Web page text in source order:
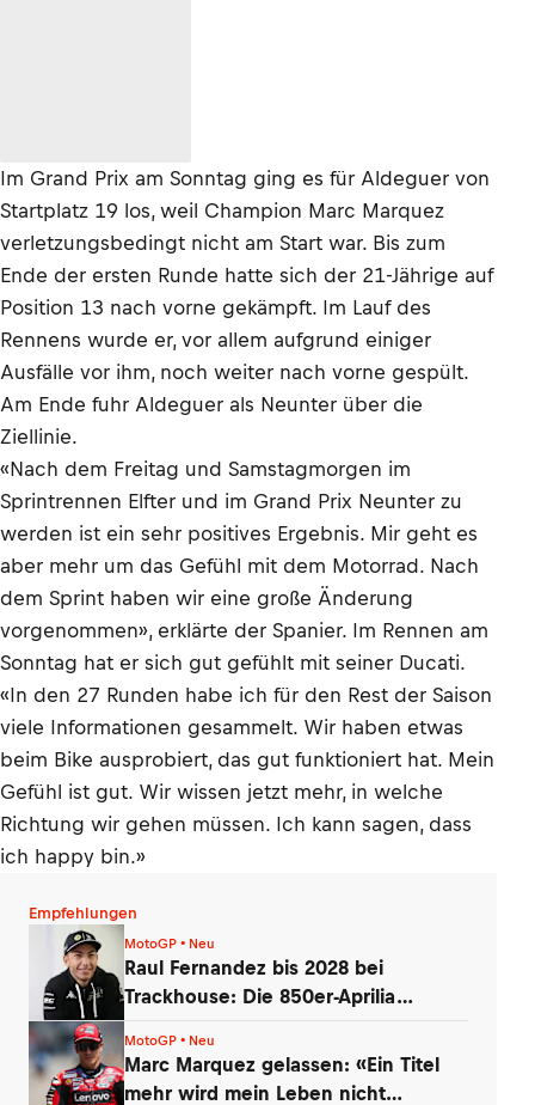
Im Grand Prix am Sonntag ging es für Aldeguer von
Startplatz 19 los, weil Champion Marc Marquez
verletzungsbedingt nicht am Start war. Bis zum
Ende der ersten Runde hatte sich der 21-Jährige auf
Position 13 nach vorne gekämpft. Im Lauf des
Rennens wurde er, vor allem aufgrund einiger
Ausfälle vor ihm, noch weiter nach vorne gespült.
Am Ende fuhr Aldeguer als Neunter über die
Ziellinie.
«Nach dem Freitag und Samstagmorgen im
Sprintrennen Elfter und im Grand Prix Neunter zu
werden ist ein sehr positives Ergebnis. Mir geht es
aber mehr um das Gefühl mit dem Motorrad. Nach
dem Sprint haben wir eine große Änderung
vorgenommen», erklärte der Spanier. Im Rennen am
Sonntag hat er sich gut gefühlt mit seiner Ducati.
«In den 27 Runden habe ich für den Rest der Saison
viele Informationen gesammelt. Wir haben etwas
beim Bike ausprobiert, das gut funktioniert hat. Mein
Gefühl ist gut. Wir wissen jetzt mehr, in welche
Richtung wir gehen müssen. Ich kann sagen, dass
ich happy bin.»
Empfehlungen
MotoGP • Neu
Raul Fernandez bis 2028 bei
Trackhouse: Die 850er-Aprilia
MotoGP • Neu
Marc Marquez gelassen: «Ein Titel
mehr wird mein Leben nicht